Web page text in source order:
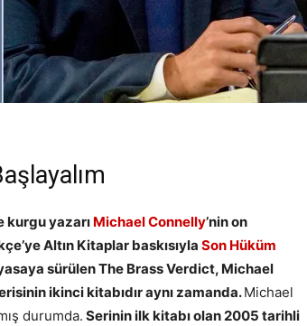
kurgu yazarı Michael Connelly’nin on
Altın Kitaplar baskısıyla Son Hüküm
sürülen The Brass Verdict, Michael
ikinci kitabıdır aynı zamanda.Michael
durumda. Serinin ilk kitabı olan 2005 tarihli